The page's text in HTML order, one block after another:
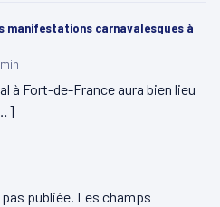
manifestations carnavalesques à
à Fort-de-France aura bien lieu
publiée. Les champs